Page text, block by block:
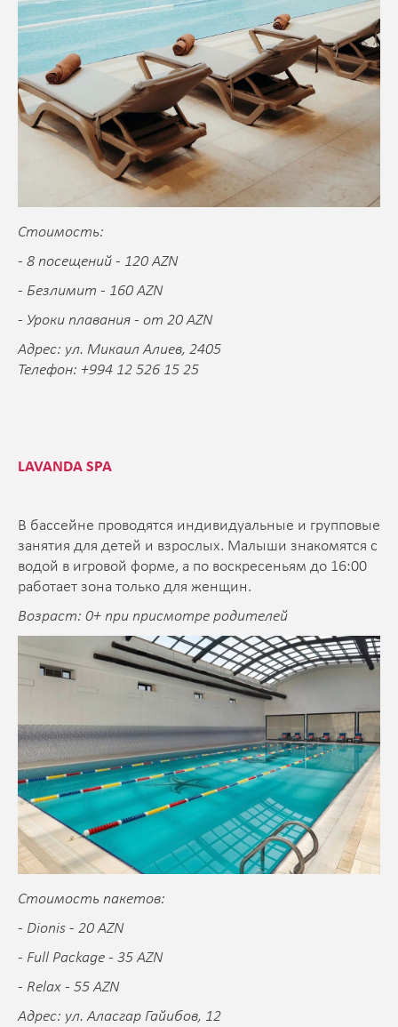
Стоимость:
- 8 посещений - 120 AZN
- Безлимит - 160 AZN
- Уроки плавания - от 20 AZN
Адрес: ул. Микаил Алиев, 2405
Телефон: +994 12 526 15 25
LAVANDA SPA
В бассейне проводятся индивидуальные и групповые
занятия для детей и взрослых. Малыши знакомятся с
водой в игровой форме, а по воскресеньям до 16:00
работает зона только для женщин.
Возраст: 0+ при присмотре родителей
Стоимость пакетов:
- Dionis - 20 AZN
- Full Package - 35 AZN
- Relax - 55 AZN
Адрес: ул. Аласгар Гайибов, 12